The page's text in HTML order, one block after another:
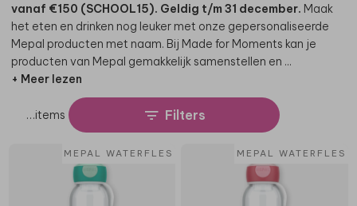
vanaf €150 (SCHOOL15). Geldig t/m 31 december. Maak
het eten en drinken nog leuker met onze gepersonaliseerde
Mepal producten met naam. Bij Made for Moments kan je
producten van Mepal gemakkelijk samenstellen en ...
+ Meer lezen
…items Filters
MEPAL WATERFLES MEPAL WATERFLES